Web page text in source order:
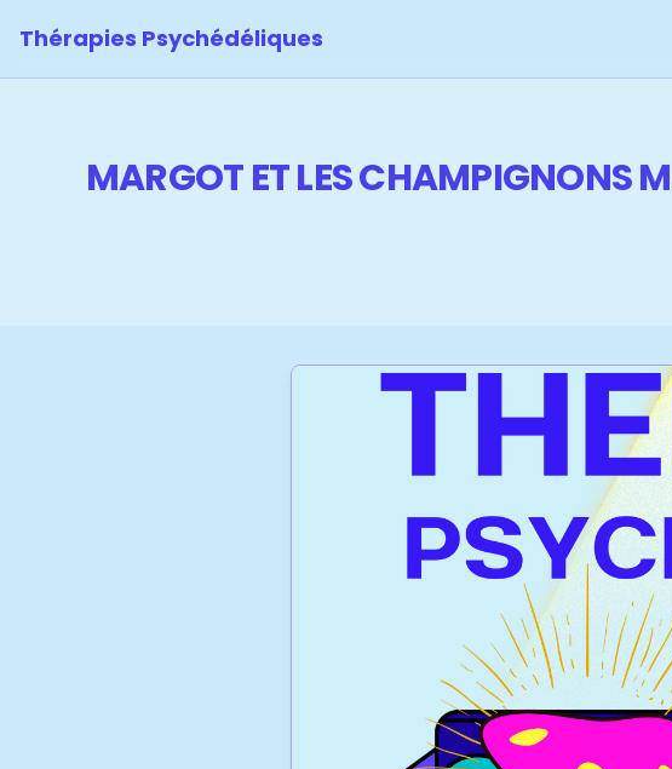
Thérapies Psychédéliques
MARGOT ET LES CHAMPIGNONS